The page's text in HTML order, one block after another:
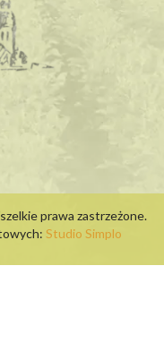
prawa zastrzeżone.
Studio Simplo